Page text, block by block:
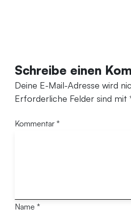
Schreibe einen
Deine E-Mail-Adresse wird
Erforderliche Felder sind mit
Kommentar *
Name *